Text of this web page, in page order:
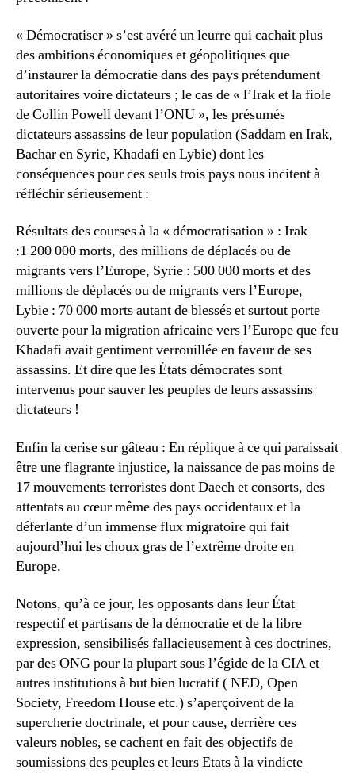
« Démocratiser » s’est avéré un leurre qui cachait plus
des ambitions économiques et géopolitiques que
d’instaurer la démocratie dans des pays prétendument
autoritaires voire dictateurs ; le cas de « l’Irak et la fiole
de Collin Powell devant l’ONU », les présumés
dictateurs assassins de leur population (Saddam en Irak,
Bachar en Syrie, Khadafi en Lybie) dont les
conséquences pour ces seuls trois pays nous incitent à
réfléchir sérieusement :
Résultats des courses à la « démocratisation » : Irak
:1 200 000 morts, des millions de déplacés ou de
migrants vers l’Europe, Syrie : 500 000 morts et des
millions de déplacés ou de migrants vers l’Europe,
Lybie : 70 000 morts autant de blessés et surtout porte
ouverte pour la migration africaine vers l’Europe que feu
Khadafi avait gentiment verrouillée en faveur de ses
assassins. Et dire que les États démocrates sont
intervenus pour sauver les peuples de leurs assassins
dictateurs !
Enfin la cerise sur gâteau : En réplique à ce qui paraissait
être une flagrante injustice, la naissance de pas moins de
17 mouvements terroristes dont Daech et consorts, des
attentats au cœur même des pays occidentaux et la
déferlante d’un immense flux migratoire qui fait
aujourd’hui les choux gras de l’extrême droite en
Europe.
Notons, qu’à ce jour, les opposants dans leur État
respectif et partisans de la démocratie et de la libre
expression, sensibilisés fallacieusement à ces doctrines,
par des ONG pour la plupart sous l’égide de la CIA et
autres institutions à but bien lucratif ( NED, Open
Society, Freedom House etc.) s’aperçoivent de la
supercherie doctrinale, et pour cause, derrière ces
valeurs nobles, se cachent en fait des objectifs de
soumissions des peuples et leurs Etats à la vindicte